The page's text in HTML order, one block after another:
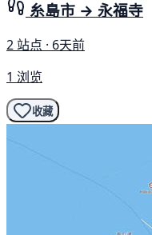
糸島市 → 永福寺
2 站点 · 6天前
1 浏览
收藏